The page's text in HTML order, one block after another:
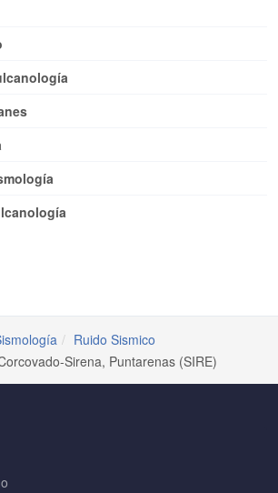
Ruido Sismico
Sirena, Puntarenas (SIRE)